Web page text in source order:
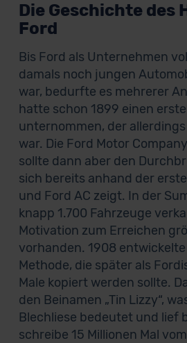
Die Geschichte des
Ford
Bis Ford als Unternehmen
damals noch jungen
war, bedurfte es mehrerer
hatte schon 1899 einen
unternommen, der
war. Die Ford Motor
sollte dann aber den
sich bereits anhand der
und Ford AC zeigt. In der
knapp 1.700 Fahrzeuge
Motivation zum Erreichen
vorhanden. 1908
Methode, die später als
Male kopiert werden sollte.
den Beinamen „Tin Lizzy“,
Blechliese bedeutet und lief
schreibe 15 Millionen Mal